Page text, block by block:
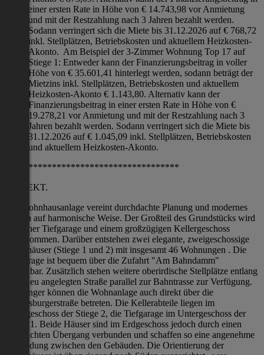
einer ersten Rate in Höhe von € 14.743,98 vor Anmietung
und mit der Restzahlung nach 3 Jahren bezahlt werden.
Sodann verringert sich die Miete bis 31.12.2026 auf € 768,72
inkl. Stellplätzen, Betriebskosten und aktuellem Heizkosten-
Akonto. Am Beispiel der 3-Zimmer Wohnung Top 17 auf
Stiege 1: Entweder kann der Finanzierungsbeitrag in voller
Höhe von € 35.601,41 hinterlegt werden, sodann beträgt der
Mietzins inkl. Stellplätzen, Betriebskosten und aktuellem
Heizkosten-Akonto € 1.143,80. Alternativ kann der
Finanzierungsbeitrag in einer ersten Rate in Höhe von €
19.278,21 vor Anmietung und mit der Restzahlung nach 3
Jahren bezahlt werden. Sodann verringert sich die Miete bis
31.12.2026 auf € 1.045,09 inkl. Stellplätzen, Betriebskosten
und aktuellem Heizkosten-Akonto.
*************************************
PROJEKT.
Die Wohnhausanlage vereint durchdachte Planung und modernes
Design auf harmonische Weise. Der Großteil des Grundstücks wird
von einer Tiefgarage und einem großzügigen Kellergeschoss
eingenommen. Darüber entstehen zwei elegante, zweigeschossige
Wohnhäuser (Stiege 1 und 2) mit insgesamt 46 Wohnungen . Die
Tiefgarage ist bequem über die Zufahrt "Am Bahndamm"
erreichbar. Zusätzlich stehen weitere oberirdische Stellplätze entlang
einer neu angelegten Straße parallel zur Bahntrasse zur Verfügung.
Fußgänger können die Wohnanlage auch direkt über die
Mattersburgerstraße betreten. Die Kellerabteile liegen im
Untergeschoss der Stiege 2, die Tiefgarage im Untergeschoss der
Stiege 1. Beide Häuser sind im Erdgeschoss jedoch durch einen
überdachten Übergang verbunden und schaffen so eine angenehme
Verbindung zwischen den Gebäuden. Die Orientierung der